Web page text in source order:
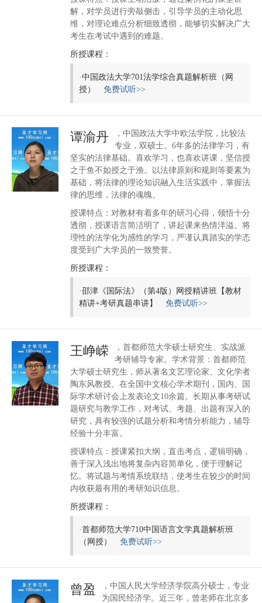
解，对学员进行旁敲侧击，引导学员的主动化思
维，对理论难点分析细致透彻，能够切实解决广大
考生在考试中遇到的难题。
所授课程：
·中国政法大学701法学综合真题解析班（网
授） 免费试听>>
谭渝丹
，中国政法大学中欧法学院，比较法
专业，双硕士。6年多的法律学习，有
坚实的法律基础。喜欢学习，也喜欢讲课，坚信授
之于鱼不如授之于渔。以法律原则和规则等要素为
基础，将法律的理论知识融入生活实践中，掌握法
律的思维，法律的魂魄。
授课特点：对教材有着多年的研习心得，领悟十分
透彻，授课语言简洁明了，讲起课来热情洋溢。将
理性的法学化为感性的学习，严谨认真踏实的学态
度受到广大学员的一致赞誉。
所授课程：
·邵津《国际法》（第4版）网授精讲班【教材
精讲+考研真题串讲】 免费试听>>
王峥嵘
，首都师范大学硕士研究生、实战派
考研辅导专家。学术背景：首都师范
大学硕士研究生，师从著名文艺理论家、文化学者
陶东风教授。在全国中文核心学术期刊，国内、国
际学术研讨会上发表论文10余篇。长期从事考研试
题研究与教学工作，对考试、考题、出题有深入的
研究，具有较强的试题分析和考情分析能力，辅导
经验十分丰富。
授课特点：授课紧扣大纲，直击考点，逻辑明确，
善于深入浅出地将复杂内容简单化，便于理解记
忆。将试题与考情系统联结，使考生在较少的时间
内收获最有用的考研知识信息。
所授课程：
·首都师范大学710中国语言文学真题解析班
（网授） 免费试听>>
曾盈
，中国人民大学经济学院高分硕士，专业
为国民经济学。近三年，曾老师在北京多